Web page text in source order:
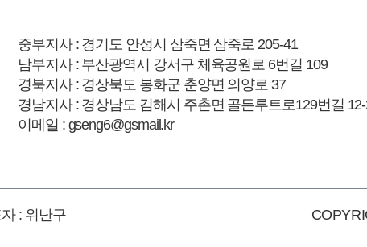
중부지사 : 경기도 안성시 삼죽면 삼죽로 205-41
남부지사 : 부산광역시 강서구 체육공원로 6번길 109
경북지사 : 경상북도 봉화군 춘양면 의양로 37
경남지사 : 경상남도 김해시 주촌면 골든루트로129번길
이메일 : gseng6@gsmail.kr
: 위난구